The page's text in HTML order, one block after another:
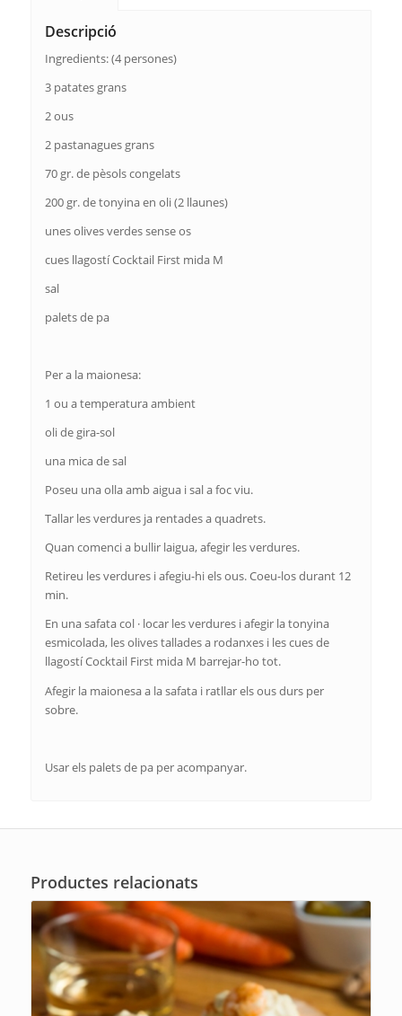
Descripció
Ingredients: (4 persones)
3 patates grans
2 ous
2 pastanagues grans
70 gr. de pèsols congelats
200 gr. de tonyina en oli (2 llaunes)
unes olives verdes sense os
cues llagostí Cocktail First mida M
sal
palets de pa
Per a la maionesa:
1 ou a temperatura ambient
oli de gira-sol
una mica de sal
Poseu una olla amb aigua i sal a foc viu.
Tallar les verdures ja rentades a quadrets.
Quan comenci a bullir laigua, afegir les verdures.
Retireu les verdures i afegiu-hi els ous. Coeu-los durant 12
min.
En una safata col · locar les verdures i afegir la tonyina
esmicolada, les olives tallades a rodanxes i les cues de
llagostí Cocktail First mida M barrejar-ho tot.
Afegir la maionesa a la safata i ratllar els ous durs per
sobre.
Usar els palets de pa per acompanyar.
Productes relacionats